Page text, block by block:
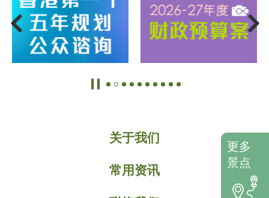
关于我们
常用资讯
更多
景点